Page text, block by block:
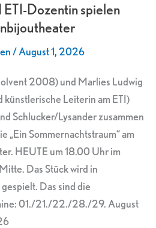
Dozentin spielen
/August 1, 2026
2008) und Marlies Ludwig
künstlerische Leiterin am ETI)
Schlucker/Lysander zusammen
„Ein Sommernachtstraum“ am
HEUTE um 18.00 Uhr im
Das Stück wird in
Das sind die
01./21./22./28./29. August